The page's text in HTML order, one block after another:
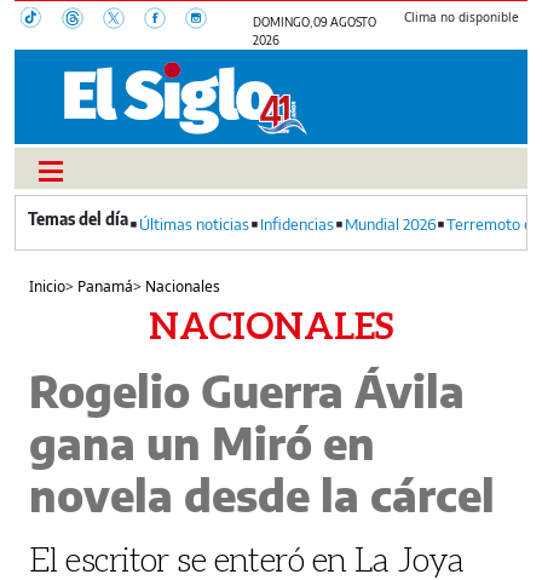
DOMINGO, 09 AGOSTO
2026
Clima no disponible
Últimas noticias Infidencias Mundial 2026 Terremoto
Inicio> Panamá> Nacionales
NACIONALES
Rogelio Guerra Ávila
gana un Miró en
novela desde la cárcel
El escritor se enteró en La Joya